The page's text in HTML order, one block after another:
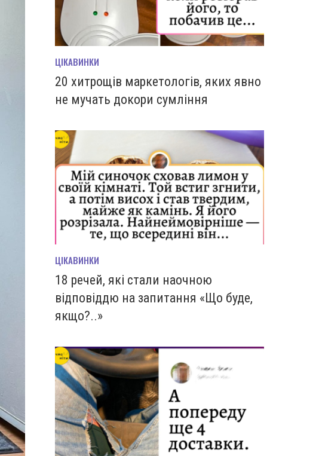
ЦІКАВИНКИ
20 хитрощів маркетологів, яких явно
не мучать докори сумління
ЦІКАВИНКИ
18 речей, які стали наочною
відповіддю на запитання «Що буде,
якщо?..»